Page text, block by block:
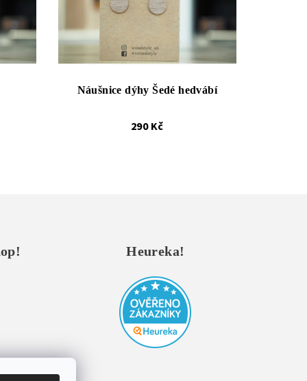
Náušnice dýhy Šedé hedvábí
290 Kč
Heureka!